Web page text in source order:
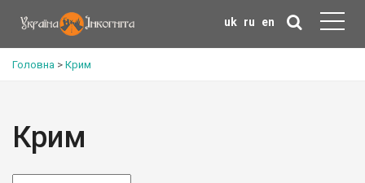
uk ru en
Головна > Крим
Крим